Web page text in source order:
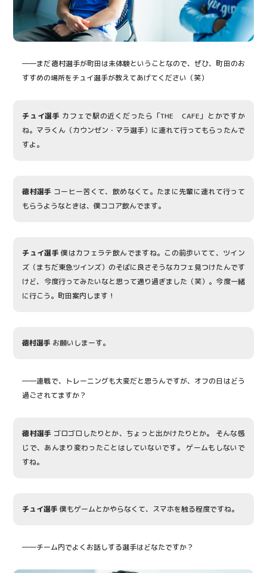
――まだ徳村選手が町田は未体験ということなので、ぜひ、町田のお
すすめの場所をチュイ選手が教えてあげてください（笑）
チュイ選手 カフェで駅の近くだったら「THE CAFE」とかですか
ね。マラくん（カウンゼン・マラ選手）に連れて行ってもらったんで
すよ。
徳村選手 コーヒー苦くて、飲めなくて。たまに先輩に連れて行って
もらうようなときは、僕ココア飲んでます。
チュイ選手 僕はカフェラテ飲んでますね。この前歩いてて、ツイン
ズ（まちだ東急ツインズ）のそばに良さそうなカフェ見つけたんです
けど、今度行ってみたいなと思って通り過ぎました（笑）。今度一緒
に行こう。町田案内します！
徳村選手 お願いしまーす。
――連戦で、トレーニングも大変だと思うんですが、オフの日はどう
過ごされてますか？
徳村選手 ゴロゴロしたりとか、ちょっと出かけたりとか。 そんな感
じで、あんまり変わったことはしていないです。 ゲームもしないで
すね。
チュイ選手 僕もゲームとかやらなくて、スマホを触る程度ですね。
――チーム内でよくお話しする選手はどなたですか？